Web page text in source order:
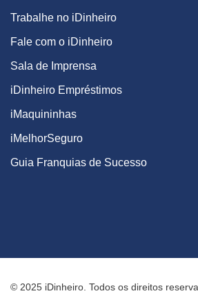
Trabalhe no iDinheiro
Fale com o iDinheiro
Sala de Imprensa
iDinheiro Empréstimos
iMaquininhas
iMelhorSeguro
Guia Franquias de Sucesso
© 2025 iDinheiro. Todos os direitos